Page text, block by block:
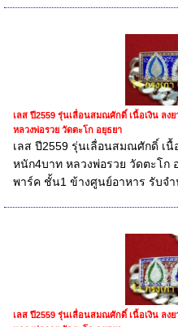
เลส ปี2559 รุ่นเลื่อนสมณศักดิ์ เนื้อเงิน ลง
หลวงพ่อรวย วัดตะโก อยุธยา
เลส ปี2559 รุ่นเลื่อนสมณศักดิ์ เนื้
หนัก4บาท หลวงพ่อรวย วัดตะโก
พาร์ค ชั้น1 ข้างศูนย์อาหาร รับจ
เลส ปี2559 รุ่นเลื่อนสมณศักดิ์ เนื้อเงิน ลง